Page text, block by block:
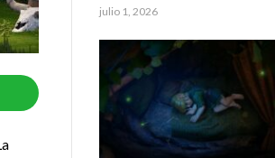
julio 1, 2026